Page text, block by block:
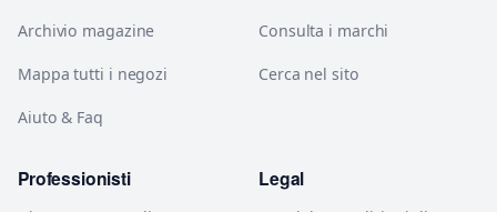
Archivio magazine
Mappa tutti i negozi
Aiuto & Faq
Consulta i marchi
Cerca nel sito
Professionisti Legal